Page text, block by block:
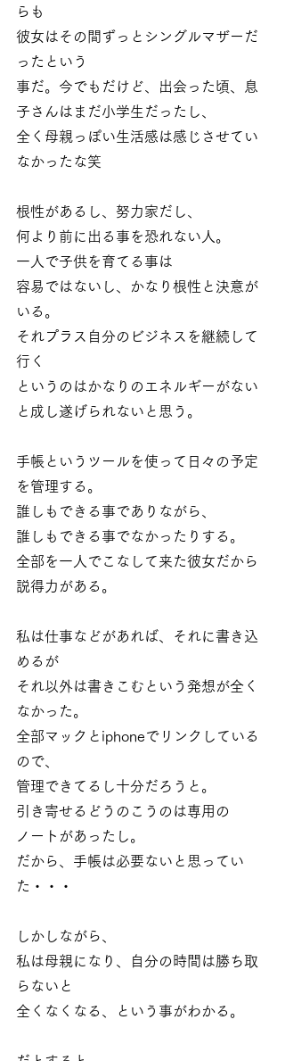
らも
彼女はその間ずっとシングルマザーだ
ったという
事だ。今でもだけど、出会った頃、息
子さんはまだ小学生だったし、
全く母親っぽい生活感は感じさせてい
なかったな笑
根性があるし、努力家だし、
何より前に出る事を恐れない人。
一人で子供を育てる事は
容易ではないし、かなり根性と決意が
いる。
それプラス自分のビジネスを継続して
行く
というのはかなりのエネルギーがない
と成し遂げられないと思う。
手帳というツールを使って日々の予定
を管理する。
誰しもできる事でありながら、
誰しもできる事でなかったりする。
全部を一人でこなして来た彼女だから
説得力がある。
私は仕事などがあれば、それに書き込
めるが
それ以外は書きこむという発想が全く
なかった。
全部マックとiphoneでリンクしている
ので、
管理できてるし十分だろうと。
引き寄せるどうのこうのは専用の
ノートがあったし。
だから、手帳は必要ないと思ってい
た・・・
しかしながら、
私は母親になり、自分の時間は勝ち取
らないと
全くなくなる、という事がわかる。